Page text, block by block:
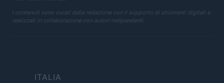
I contenuti sono curati dalla redazione con il supporto di strumenti digitali e
realizzati in collaborazione con autori indipendenti.
ITALIA